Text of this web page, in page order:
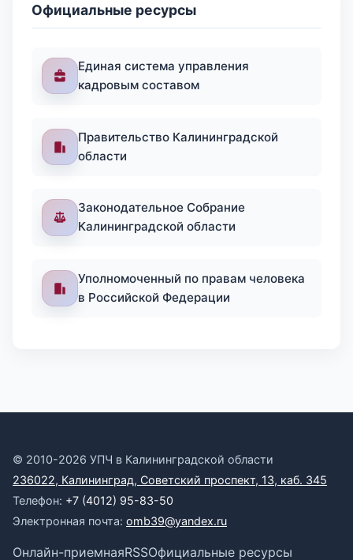
Официальные ресурсы
Единая система управления
кадровым составом
Правительство Калининградской
области
Законодательное Собрание
Калининградской области
Уполномоченный по правам человека
в Российской Федерации
© 2010-2026 УПЧ в Калининградской области
236022, Калининград, Советский проспект, 13, каб. 345
Телефон: +7 (4012) 95-83-50
Электронная почта: omb39@yandex.ru
Онлайн-приемнаяRSSОфициальные ресурсы